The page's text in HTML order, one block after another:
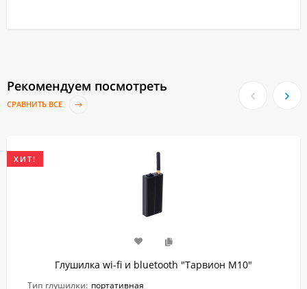
Рекомендуем посмотреть
СРАВНИТЬ ВСЕ
ХИТ!
Глушилка wi-fi и bluetooth "Тарвион M10"
Тип глушилки: портативная